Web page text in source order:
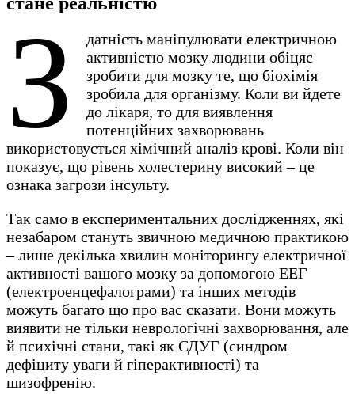
З
датність маніпулювати електричною
активністю мозку людини обіцяє
зробити для мозку те, що біохімія
зробила для організму. Коли ви йдете
до лікаря, то для виявлення
потенційних захворювань
використовується хімічний аналіз крові. Коли він
показує, що рівень холестерину високий – це
ознака загрози інсульту.
Так само в експериментальних дослідженнях, які
незабаром стануть звичною медичною практикою
– лише декілька хвилин моніторингу електричної
активності вашого мозку за допомогою ЕЕГ
(електроенцефалограми) та інших методів
можуть багато що про вас сказати. Вони можуть
виявити не тільки неврологічні захворювання, але
й психічні стани, такі як СДУГ (синдром
дефіциту уваги й гіперактивності) та
шизофренію.